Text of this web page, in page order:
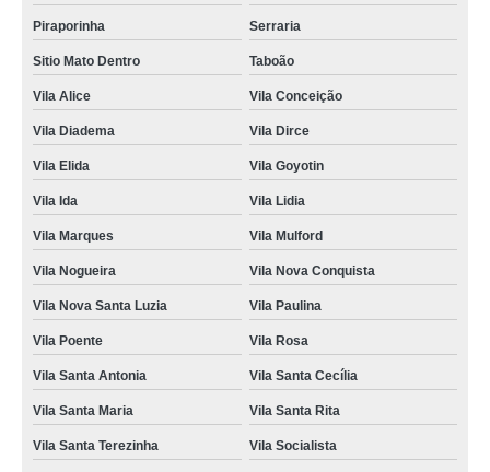
Piraporinha Serraria
Sitio Mato Dentro Taboão
Vila Alice Vila Conceição
Vila Diadema Vila Dirce
Vila Elida Vila Goyotin
Vila Ida Vila Lidia
Vila Marques Vila Mulford
Vila Nogueira Vila Nova Conquista
Vila Nova Santa Luzia Vila Paulina
Vila Poente Vila Rosa
Vila Santa Antonia Vila Santa Cecília
Vila Santa Maria Vila Santa Rita
Vila Santa Terezinha Vila Socialista